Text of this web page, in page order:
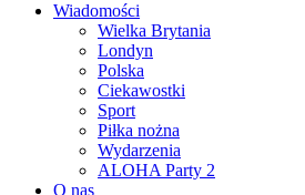
Wiadomości
Wielka Brytania
Londyn
Polska
Ciekawostki
Sport
Piłka nożna
Wydarzenia
ALOHA Party 2
O nas